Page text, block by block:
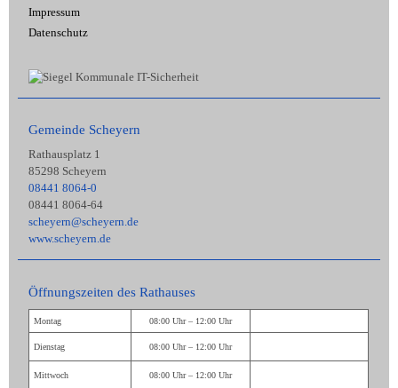
Impressum
Datenschutz
Gemeinde Scheyern
Rathausplatz 1
85298 Scheyern
08441 8064-0
08441 8064-64
scheyern@scheyern.de
www.scheyern.de
Öffnungszeiten des Rathauses
Montag 08:00 Uhr – 12:00 Uhr
Dienstag 08:00 Uhr – 12:00 Uhr
Mittwoch 08:00 Uhr – 12:00 Uhr